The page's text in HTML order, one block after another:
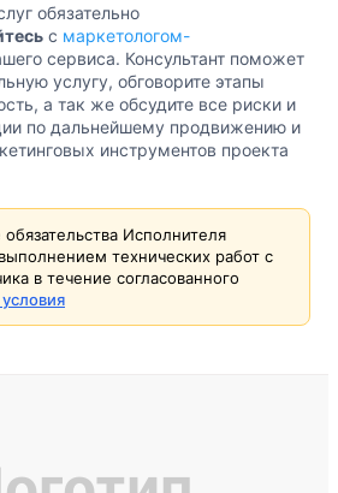
обязательно
с маркетологом-
сервиса. Консультант поможет
услугу, обговорите этапы
а так же обсудите все риски и
по дальнейшему продвижению и
инструментов проекта
обязательства Исполнителя
технических работ с
в течение согласованного